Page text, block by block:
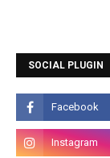
SOCIAL PLUGIN